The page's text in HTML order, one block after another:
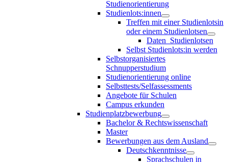
Studienorientierung
Studienlots:innen
Treffen mit einer Studienlotsin
oder einem Studienlotsen
Daten_Studienlotsen
Selbst Studienlots:in werden
Selbstorganisiertes
Schnupperstudium
Studienorientierung online
Selbsttests/Selfassessments
Angebote für Schulen
Campus erkunden
Studienplatzbewerbung
Bachelor & Rechtswissenschaft
Master
Bewerbungen aus dem Ausland
Deutschkenntnisse
Sprachschulen in